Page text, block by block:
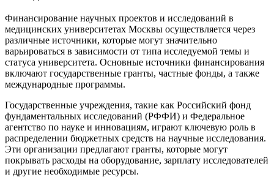
Финансирование научных проектов и исследований в
медицинских университетах Москвы осуществляется через
различные источники, которые могут значительно
варьироваться в зависимости от типа исследуемой темы и
статуса университета. Основные источники финансирования
включают государственные гранты, частные фонды, а также
международные программы.
Государственные учреждения, такие как Российский фонд
фундаментальных исследований (РФФИ) и Федеральное
агентство по науке и инновациям, играют ключевую роль в
распределении бюджетных средств на научные исследования.
Эти организации предлагают гранты, которые могут
покрывать расходы на оборудование, зарплату исследователей
и другие необходимые ресурсы.